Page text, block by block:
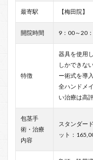
最寄駅 【梅田院
開院時間 9：00～20
特徴
器具を使用
しかできな
ー術式を導
全ハンドメ
い治療は高評
包茎手
術・治療
内容
スタンダー
ット：